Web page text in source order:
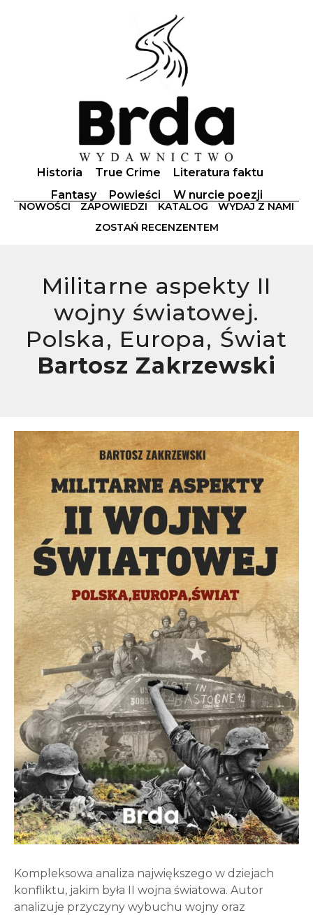
Historia True Crime
Literatura faktu
Fantasy
Powieści W nurcie poezji
NOWOŚCI ZAPOWIEDZI KATALOG
WYDAJ Z NAMI
ZOSTAŃ RECENZENTEM
Militarne aspekty II
wojny światowej.
Polska, Europa, Świat
Bartosz Zakrzewski
Kompleksowa analiza największego w dziejach
konfliktu, jakim była II wojna światowa. Autor
analizuje przyczyny wybuchu wojny oraz